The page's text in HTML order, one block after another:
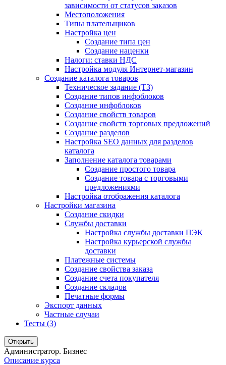
зависимости от статусов заказов
Местоположения
Типы плательщиков
Настройка цен
Создание типа цен
Создание наценки
Налоги: ставки НДС
Настройка модуля Интернет-магазин
Создание каталога товаров
Техническое задание (ТЗ)
Создание типов инфоблоков
Создание инфоблоков
Создание свойств товаров
Создание свойств торговых предложений
Создание разделов
Настройка SEO данных для разделов
каталога
Заполнение каталога товарами
Создание простого товара
Создание товара с торговыми
предложениями
Настройка отображения каталога
Настройки магазина
Создание скидки
Службы доставки
Настройка службы доставки ПЭК
Настройка курьерской службы
доставки
Платежные системы
Создание свойства заказа
Создание счета покупателя
Создание складов
Печатные формы
Экспорт данных
Частные случаи
Тесты (3)
Открыть
Администратор. Бизнес
Описание курса